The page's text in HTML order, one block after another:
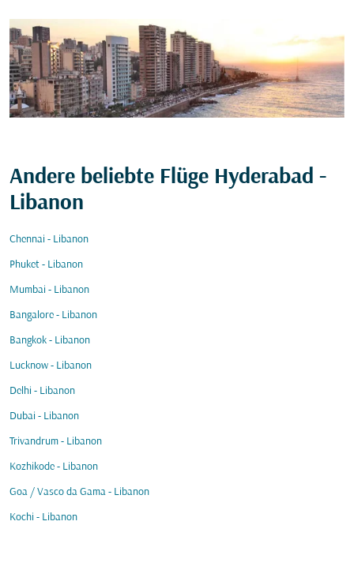
Andere beliebte Flüge Hyderabad -
Libanon
Chennai - Libanon
Phuket - Libanon
Mumbai - Libanon
Bangalore - Libanon
Bangkok - Libanon
Lucknow - Libanon
Delhi - Libanon
Dubai - Libanon
Trivandrum - Libanon
Kozhikode - Libanon
Goa / Vasco da Gama - Libanon
Kochi - Libanon